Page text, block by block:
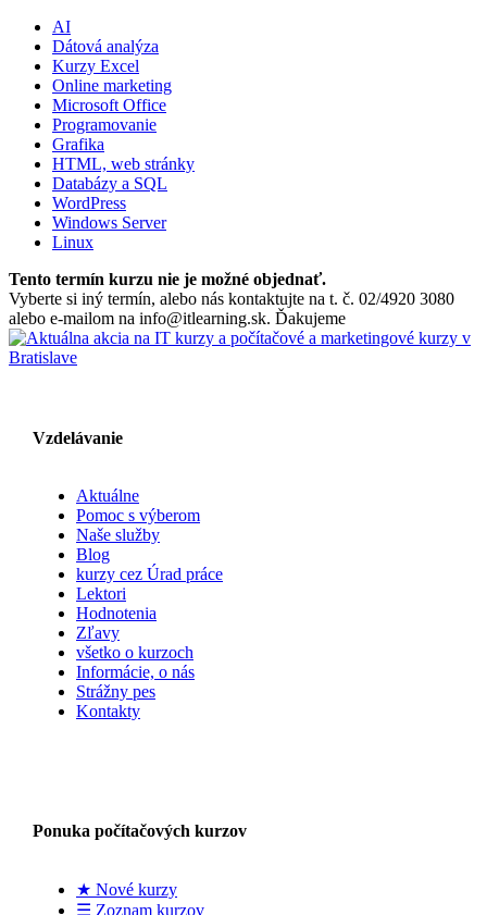
AI
Dátová analýza
Kurzy Excel
Online marketing
Microsoft Office
Programovanie
Grafika
HTML, web stránky
Databázy a SQL
WordPress
Windows Server
Linux
Tento termín kurzu nie je možné objednať.
Vyberte si iný termín, alebo nás kontaktujte na t. č. 02/4920 3080
alebo e-mailom na info@itlearning.sk. Ďakujeme
Vzdelávanie
Aktuálne
Pomoc s výberom
Naše služby
Blog
kurzy cez Úrad práce
Lektori
Hodnotenia
Zľavy
všetko o kurzoch
Informácie, o nás
Strážny pes
Kontakty
Ponuka počítačových kurzov
★ Nové kurzy
☰ Zoznam kurzov